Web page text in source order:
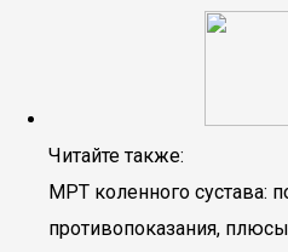
Читайте также:
МРТ коленного сустава:
противопоказания,